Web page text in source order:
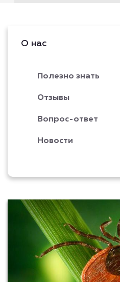
О нас
Полезно знать
Отзывы
Вопрос-ответ
Новости